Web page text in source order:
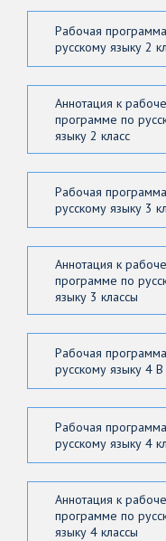
Рабочая
русскому языку 2
Аннотация к
программе по
языку 2 класс
Рабочая
русскому языку 3
Аннотация к
программе по
языку 3 классы
Рабочая
русскому языку 4 В
Рабочая
русскому языку 4
Аннотация к
программе по
языку 4 классы